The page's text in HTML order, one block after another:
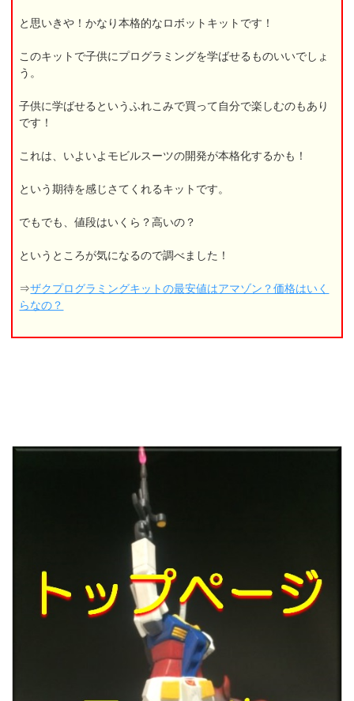
と思いきや！かなり本格的なロボットキットです！
このキットで子供にプログラミングを学ばせるものいいでしょ
う。
子供に学ばせるというふれこみで買って自分で楽しむのもあり
です！
これは、いよいよモビルスーツの開発が本格化するかも！
という期待を感じさてくれるキットです。
でもでも、値段はいくら？高いの？
というところが気になるので調べました！
⇒ザクプログラミングキットの最安値はアマゾン？価格はいく
らなの？